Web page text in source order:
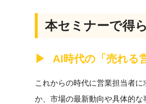
本セミナーで得
AI時代の「売れる
これからの時代に営業担当者
か、市場の最新動向や具体的な